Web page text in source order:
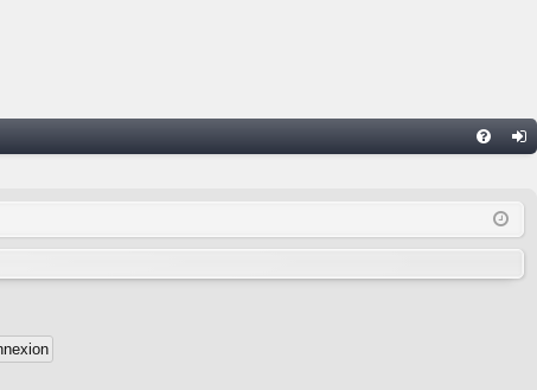
ne
on